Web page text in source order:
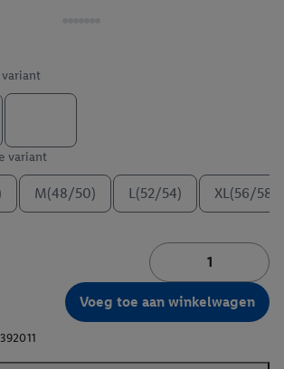
variant
M(48/50) L(52/54) XL(56/58)
Voeg toe aan winkelwagen